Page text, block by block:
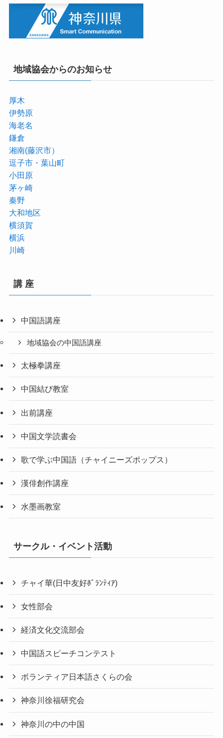
地域協会からのお知らせ
厚木
伊勢原
海老名
鎌倉
湘南(藤沢市）
逗子市・葉山町
小田原
茅ヶ崎
秦野
大和地区
横須賀
横浜
川崎
講 座
中国語講座
地域協会の中国語講座
太極拳講座
中国結び教室
出前講座
中国文学読書会
歌で学ぶ中国語（チャイニーズポップス）
漢俳創作講座
水墨画教室
サークル・イベント活動
チャイ華(日中友好ﾎﾞﾗﾝﾃｨｱ)
女性部会
経済文化交流部会
中国語スピーチコンテスト
ボランティア日本語さくらの会
神奈川徐福研究会
神奈川の中の中国